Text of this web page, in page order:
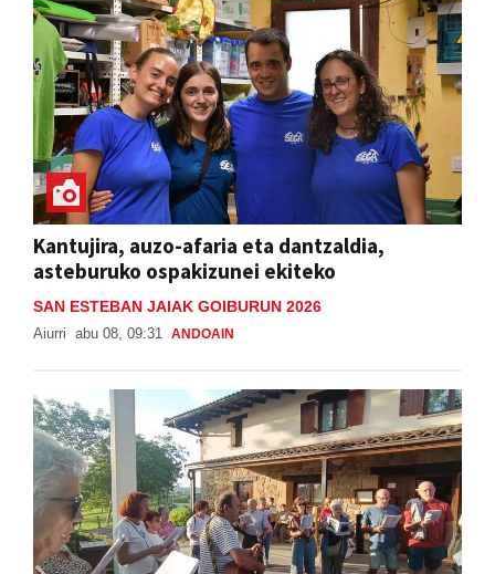
Kantujira, auzo-afaria eta dantzaldia,
asteburuko ospakizunei ekiteko
SAN ESTEBAN JAIAK GOIBURUN 2026
Aiurri abu 08, 09:31 ANDOAIN